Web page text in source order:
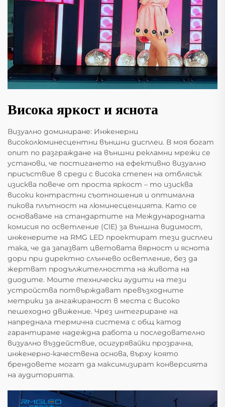
Висока яркост и яснота
Визуално доминиране: Инженерни
високолюминесцентни външни дисплеи. В моя богат
опит по разграждане на външни рекламни мрежи се
установи, че постигането на ефективно визуално
присъствие в среди с висока степен на отблясък
изисква повече от проста яркост – то изисква
високи контрастни съотношения и оптимална
пикова плътност на люминесценцията. Като се
основаваме на стандартите на Международната
комисия по осветление (CIE) за външна видимост,
инженерите на RMG LED проектират тези дисплеи
така, че да запазват цветовата вярност и яснота
дори при директно слънчево осветление, без да
жертват продължителността на живота на
диодите. Моите технически аудити на тези
устройства потвърждават превъзходните
метрики за ангажираност в места с високо
пешеходно движение. Чрез интегриране на
напреднала термична система с общ катод
гарантираме надеждна работа и последователно
визуално въздействие, осигурявайки прозрачна,
инженерно-качествена основа, върху която
брендовете могат да максимизират конверсията
на аудиторията.